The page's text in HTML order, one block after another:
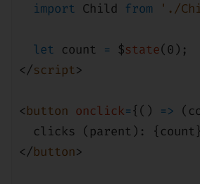
import Child from './
let count = $state(0);
</script>
<button onclick={() =>
clicks (parent): {count}
</button>